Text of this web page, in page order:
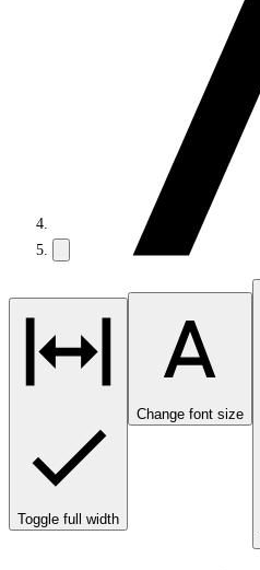
Toggle full width
Change font size